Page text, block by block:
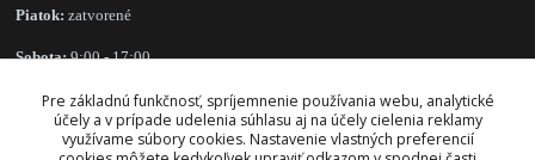
Piatok: zatvorené
Sobota:9:00 - 17:00
Nedeľa: zatvorené
Pre základnú funkčnosť, spríjemnenie používania webu, analytické
účely a v prípade udelenia súhlasu aj na účely cielenia reklamy
využívame súbory cookies. Nastavenie vlastných preferencií